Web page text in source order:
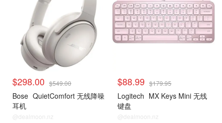
$298.00 $549.00
Bose QuietComfort 无线降噪
耳机
@dealmoon.nz
$88.99 $179.95
Logitech MX Keys Mini 无线
键盘
@dealmoon.nz